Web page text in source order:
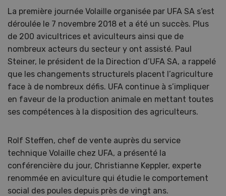
La première journée Volaille organisée par UFA SA s’est
déroulée le 7 novembre 2018 et a été un succès. Plus
de 200 avicultrices et aviculteurs ainsi que de
nombreux acteurs du secteur y ont assisté. Paul
Steiner, le président de la Direction d’UFA SA, a rappelé
que les changements structurels placent l’agriculture
face à de nombreux défis. UFA continue à s’impliquer
en faveur de la production animale en mettant toutes
ses compétences à la disposition des agriculteurs.
Rolf Steffen, chef de vente auprès du service
technique Volaille chez UFA, a présenté la
conférencière du jour, Christianne Keppler, experte
renommée en aviculture qui étudie le comportement
social des poules depuis près de vingt ans.